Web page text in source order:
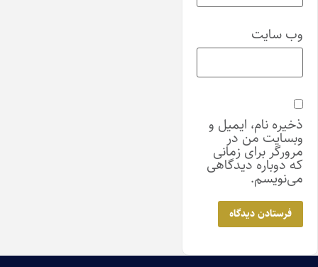
وب‌ سایت
ذخیره نام، ایمیل و
وبسایت من در
مرورگر برای زمانی
که دوباره دیدگاهی
می‌نویسم.